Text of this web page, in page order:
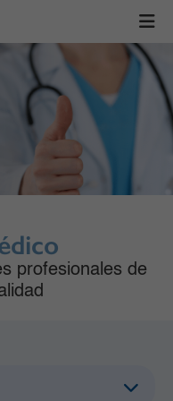
profesionales de